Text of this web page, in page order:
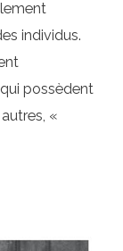
individus.
possèdent
«